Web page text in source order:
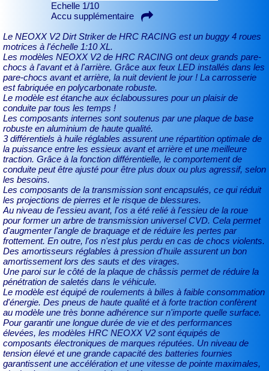
Echelle 1/10
Accu supplémentaire
Le NEOXX V2 Dirt Striker de HRC RACING est un buggy 4 roues
motrices à l'échelle 1:10 XL.
Les modèles NEOXX V2 de HRC RACING ont deux grands pare-
chocs à l'avant et à l'arrière. Grâce aux feux LED installés dans les
pare-chocs avant et arrière, la nuit devient le jour ! La carrosserie
est fabriquée en polycarbonate robuste.
Le modèle est étanche aux éclaboussures pour un plaisir de
conduite par tous les temps !
Les composants internes sont soutenus par une plaque de base
robuste en aluminium de haute qualité.
3 différentiels à huile réglables assurent une répartition optimale de
la puissance entre les essieux avant et arrière et une meilleure
traction. Grâce à la fonction différentielle, le comportement de
conduite peut être ajusté pour être plus doux ou plus agressif, selon
les besoins.
Les composants de la transmission sont encapsulés, ce qui réduit
les projections de pierres et le risque de blessures.
Au niveau de l'essieu avant, l'os a été relié à l'essieu de la roue
pour former un arbre de transmission universel CVD. Cela permet
d'augmenter l'angle de braquage et de réduire les pertes par
frottement. En outre, l'os n'est plus perdu en cas de chocs violents.
Des amortisseurs réglables à pression d'huile assurent un bon
amortissement lors des sauts et des virages.
Une paroi sur le côté de la plaque de châssis permet de réduire la
pénétration de saletés dans le véhicule.
Le modèle est équipé de roulements à billes à faible consommation
d'énergie. Des pneus de haute qualité et à forte traction confèrent
au modèle une très bonne adhérence sur n'importe quelle surface.
Pour garantir une longue durée de vie et des performances
élevées, les modèles HRC NEOXX V2 sont équipés de
composants électroniques de marques réputées. Un niveau de
tension élevé et une grande capacité des batteries fournies
garantissent une accélération et une vitesse de pointe maximales,